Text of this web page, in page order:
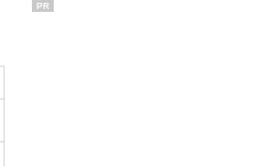
PR